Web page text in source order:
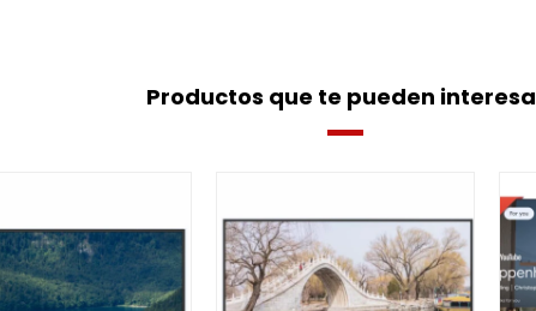
Productos que te pueden